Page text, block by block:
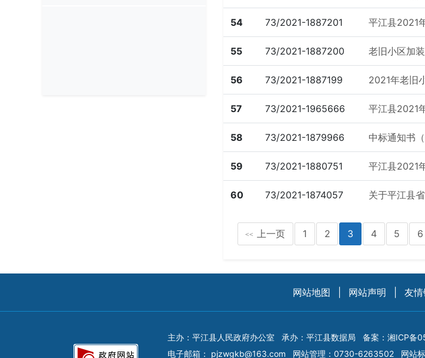
54 73/2021-1887201 平江县2021
55 73/2021-1887200 老旧小区加
56 73/2021-1887199 2021年老旧
57 73/2021-1965666 平江县2021
58 73/2021-1879966 中标通知书
59 73/2021-1880751 平江县2021
60 73/2021-1874057 关于平江县
<< 上一页 1 2 3 4 5 6
网站地图 网站声明 友
主办：平江县人民政府办公室 承办：平江县数据局 备案： 湘ICP备
电子邮箱： pjzwgkb@163.com 网站管理：0730-6263502 网站